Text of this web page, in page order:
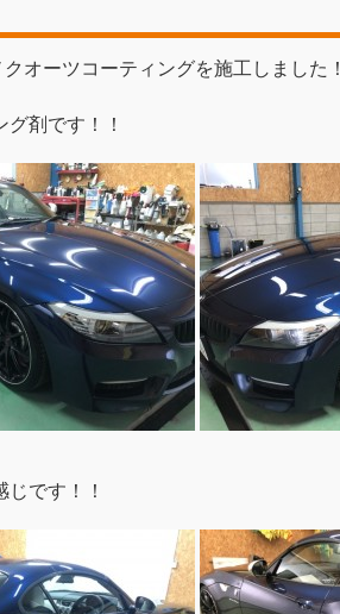
オーツコーティングを施工しました！
剤です！！
です！！